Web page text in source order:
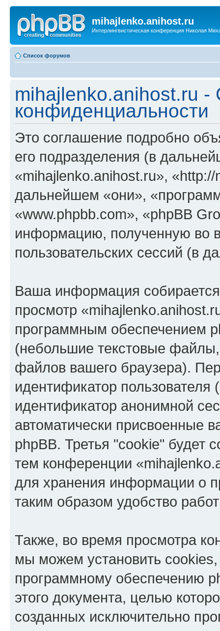
mihajlenko.anihost.ru
Интерлингвистическая конференция Николая
Список форумов
mihajlenko.anihost.ru -
конфиденциальности
Это соглашение подробно
его подразделения (в
«mihajlenko.anihost.ru»,
дальнейшем «они»,
«www.phpbb.com», «phpBB
информацию, полученную во
пользовательских сессий (в
Ваша информация
просмотр
программным обеспечением
(небольшие текстовые
файлов вашего браузера).
идентификатор
идентификатор анонимной
автоматически присвоенные
phpBB. Третья "cookie" будет
тем конференции
для хранения информации о
таким образом удобство
Также, во время просмотра
мы можем установить
программному обеспечению
этого документа, целью
созданных исключительно